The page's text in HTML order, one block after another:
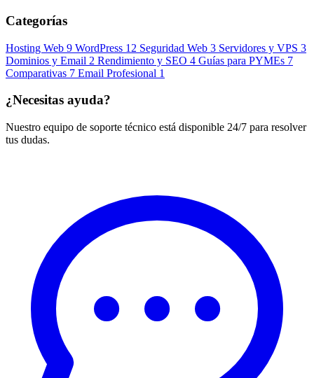
Categorías
Hosting Web 9 WordPress 12 Seguridad Web 3 Servidores y VPS 3
Dominios y Email 2 Rendimiento y SEO 4 Guías para PYMEs 7
Comparativas 7 Email Profesional 1
¿Necesitas ayuda?
Nuestro equipo de soporte técnico está disponible 24/7 para resolver
tus dudas.